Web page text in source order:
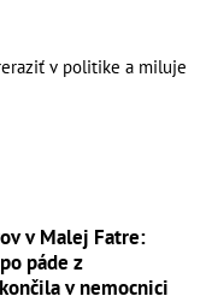
v politike a miluje
v Malej Fatre:
páde z
v nemocnici